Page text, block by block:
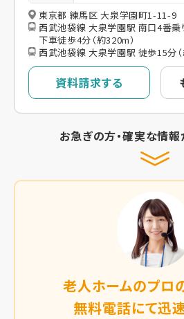
東京都 練馬区 大泉学園町1-11-9
西武池袋線 大泉学園駅 南口4番乗
下車徒歩4分（約320m）
西武池袋線 大泉学園駅 徒歩15分（
資料請求する
お急ぎの方・確実な情
老人ホームのプロ
無料電話にて迅